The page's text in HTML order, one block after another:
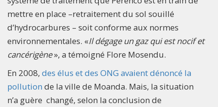
mettre en place –retraitement du sol souillé
d’hydrocarbures – soit conforme aux normes
environnementales. «Il dégage un gaz qui est nocif et
cancérigène», a témoigné Flore Mosendu.
En 2008, des élus et des ONG avaient dénoncé la
pollution de la ville de Moanda. Mais, la situation
n’a guère changé, selon la conclusion de